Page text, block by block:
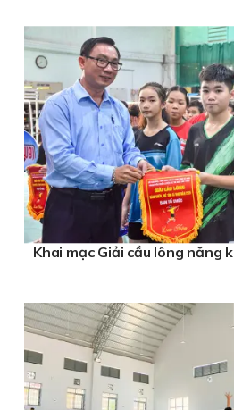
Khai mạc Giải cầu lông năng